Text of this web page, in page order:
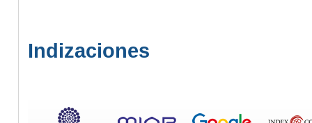
Indizaciones